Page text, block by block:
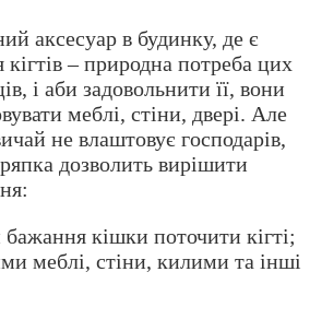
аксесуар в будинку, де є
– природна потреба цих
і аби задовольнити її, вони
меблі, стіни, двері. Але
не влаштовує господарів,
дозволить вирішити
кішки поточити кігті;
меблі, стіни, килими та інші